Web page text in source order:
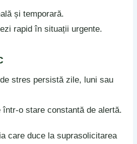
și temporară.
rapid în situații urgente.
stres persistă zile, luni sau
într-o stare constantă de alertă.
care duce la suprasolicitarea